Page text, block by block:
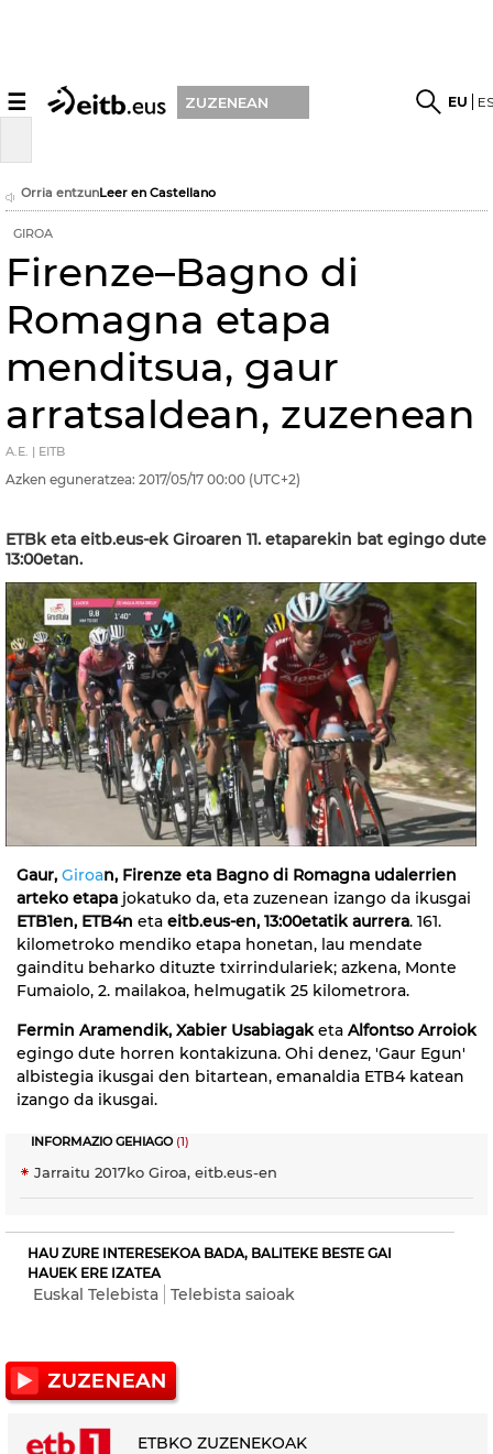
☰ ZUZENEAN EU
Orria entzunLeer en Castellano
GIROA
Firenze–Bagno di
Romagna etapa
menditsua, gaur
arratsaldean, zuzenean
A.E. | EITB
Azken eguneratzea: 2017/05/17 00:00 (UTC+2)
ETBk eta eitb.eus-ek Giroaren 11. etaparekin bat egingo dute
13:00etan.
Gaur, Giroan, Firenze eta Bagno di Romagna udalerrien
arteko etapa jokatuko da, eta zuzenean izango da ikusgai
ETB1en, ETB4n eta eitb.eus-en, 13:00etatik aurrera. 161.
kilometroko mendiko etapa honetan, lau mendate
gainditu beharko dituzte txirrindulariek; azkena, Monte
Fumaiolo, 2. mailakoa, helmugatik 25 kilometrora.
Fermin Aramendik, Xabier Usabiagaketa Alfontso Arroiok
egingo dute horren kontakizuna. Ohi denez, 'Gaur Egun'
albistegia ikusgai den bitartean, emanaldia ETB4 katean
izango da ikusgai.
INFORMAZIO GEHIAGO(1)
Jarraitu 2017ko Giroa, eitb.eus-en
HAU ZURE INTERESEKOA BADA, BALITEKE BESTE GAI
HAUEK ERE IZATEA
Euskal Telebista Telebista saioak
ETBKO ZUZENEKOAK